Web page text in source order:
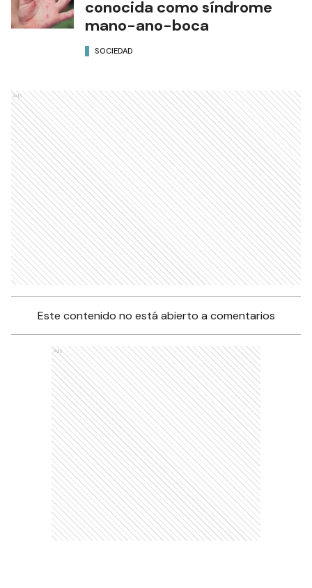
conocida como síndrome
mano-ano-boca
SOCIEDAD
Ads
Este contenido no está abierto a comentarios
Ads